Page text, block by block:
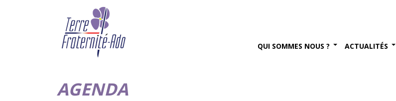
QUI SOMMES NOUS ? ACTUALITÉS
AGENDA